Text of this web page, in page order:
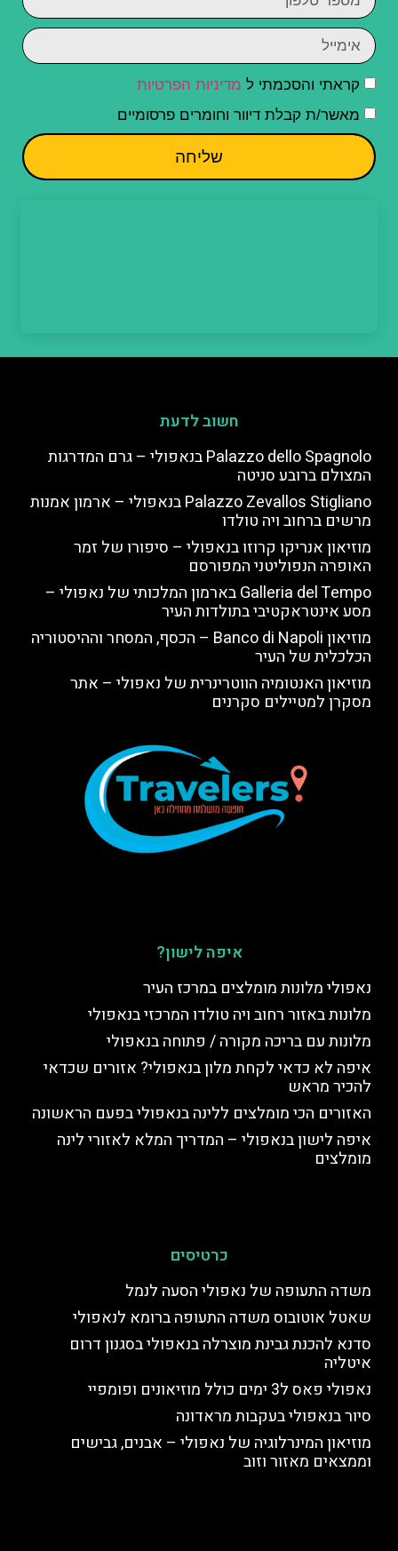
קראתי והסכמתי ל מדיניות הפרטיות
מאשר/ת קבלת דיוור וחומרים פרסומיים
שליחה
חשוב לדעת
Palazzo dello Spagnolo בנאפולי – גרם המדרגות
המצולם ברובע סניטה
Palazzo Zevallos Stigliano בנאפולי – ארמון אמנות
מרשים ברחוב ויה טולדו
מוזיאון אנריקו קרוזו בנאפולי – סיפורו של זמר
האופרה הנפוליטני המפורסם
Galleria del Tempo בארמון המלכותי של נאפולי –
מסע אינטראקטיבי בתולדות העיר
מוזיאון Banco di Napoli – הכסף, המסחר וההיסטוריה
הכלכלית של העיר
מוזיאון האנטומיה הווטרינרית של נאפולי – אתר
מסקרן למטיילים סקרנים
איפה לישון?
נאפולי מלונות מומלצים במרכז העיר
מלונות באזור רחוב ויה טולדו המרכזי בנאפולי
מלונות עם בריכה מקורה / פתוחה בנאפולי
איפה לא כדאי לקחת מלון בנאפולי? אזורים שכדאי
להכיר מראש
האזורים הכי מומלצים ללינה בנאפולי בפעם הראשונה
איפה לישון בנאפולי – המדריך המלא לאזורי לינה
מומלצים
כרטיסים
משדה התעופה של נאפולי הסעה לנמל
שאטל אוטובוס משדה התעופה ברומא לנאפולי
סדנא להכנת גבינת מוצרלה בנאפולי בסגנון דרום
איטליה
נאפולי פאס ל3 ימים כולל מוזיאונים ופומפיי
סיור בנאפולי בעקבות מראדונה
מוזיאון המינרלוגיה של נאפולי – אבנים, גבישים
וממצאים מאזור וזוב